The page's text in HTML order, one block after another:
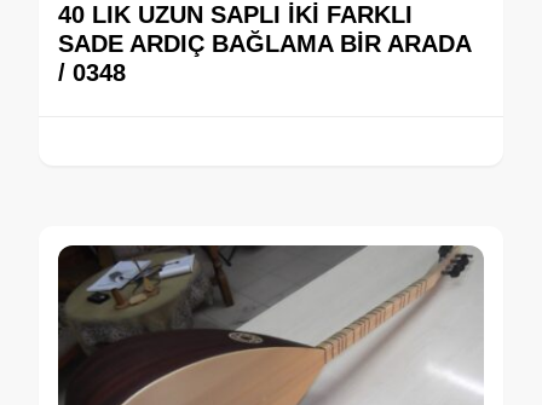
40 LIK UZUN SAPLI İKİ FARKLI
SADE ARDIÇ BAĞLAMA BİR ARADA
/ 0348